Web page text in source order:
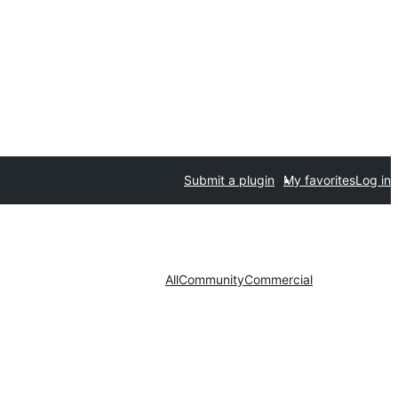
Submit a plugin My favoritesLog in
AllCommunityCommercial